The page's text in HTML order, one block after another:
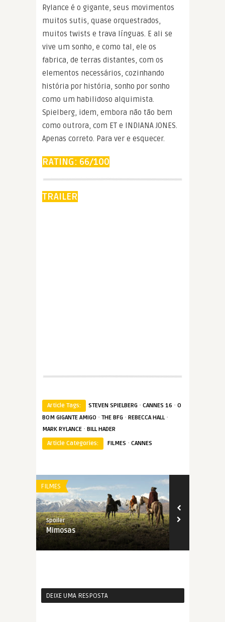
Rylance é o gigante, seus movimentos
muitos sutis, quase orquestrados,
muitos twists e trava línguas. E ali se
vive um sonho, e como tal, ele os
fabrica, de terras distantes, com os
elementos necessários, cozinhando
história por história, sonho por sonho
como um habilidoso alquimista.
Spielberg, idem, embora não tão bem
como outrora, com ET e INDIANA JONES.
Apenas correto. Para ver e esquecer.
RATING: 66/100
TRAILER
Article Tags: STEVEN SPIELBERG · CANNES 16 · O
BOM GIGANTE AMIGO · THE BFG · REBECCA HALL·
MARK RYLANCE · BILL HADER
Article Categories:
FILMES · CANNES
FILMES
Spoiler
Mimosas
DEIXE UMA RESPOSTA